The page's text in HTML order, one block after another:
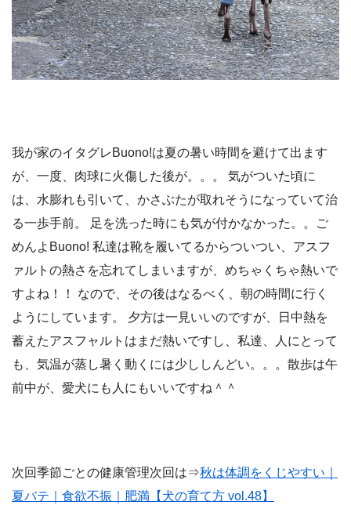
我が家のイタグレBuono!は夏の暑い時間を避けて出ます
が、一度、肉球に火傷した後が。。。 気がついた頃に
は、水膨れも引いて、かさぶたが取れそうになっていて治
る一歩手前。 足を洗った時にも気が付かなかった。。ご
めんよBuono! 私達は靴を履いてるからついつい、アスフ
ァルトの熱さを忘れてしまいますが、めちゃくちゃ熱いで
すよね！！ なので、その後はなるべく、朝の時間に行く
ようにしています。 夕方は一見いいのですが、日中熱を
蓄えたアスフャルトはまだ熱いですし、私達、人にとって
も、気温が蒸し暑く動くには少ししんどい。。。散歩は午
前中が、愛犬にも人にもいいですね＾＾
次回季節ごとの健康管理次回は⇒秋は体調をくじやすい｜
夏バテ｜食欲不振｜肥満【犬の育て方 vol.48】